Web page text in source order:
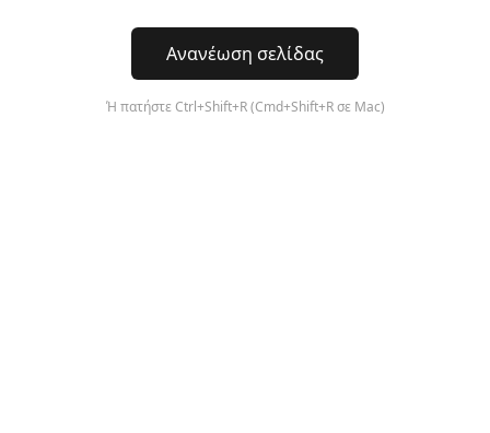
Ανανέωση σελίδας
Ή πατήστε Ctrl+Shift+R (Cmd+Shift+R σε Mac)